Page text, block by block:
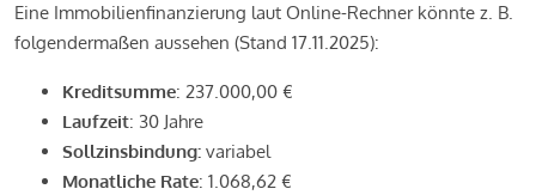
Eine Immobilienfinanzierung laut Online-Rechner könnte z. B.
folgendermaßen aussehen (Stand 17.11.2025):
Kreditsumme: 237.000,00 €
Laufzeit: 30 Jahre
Sollzinsbindung: variabel
Monatliche Rate: 1.068,62 €